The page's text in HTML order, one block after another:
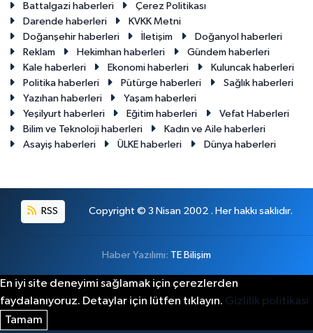
Battalgazi haberleri
Çerez Politikası
Darende haberleri
KVKK Metni
Doğanşehir haberleri
İletişim
Doğanyol haberleri
Reklam
Hekimhan haberleri
Gündem haberleri
Kale haberleri
Ekonomi haberleri
Kuluncak haberleri
Politika haberleri
Pütürge haberleri
Sağlık haberleri
Yazıhan haberleri
Yaşam haberleri
Yeşilyurt haberleri
Eğitim haberleri
Vefat Haberleri
Bilim ve Teknoloji haberleri
Kadın ve Aile haberleri
Asayiş haberleri
ÜLKE haberleri Dünya haberleri
RSS Copyright © 3 Nisan 2002 . Her hakkı saklıdır.
Haber Yazılımı: TE Bilişim
En iyi site deneyimi sağlamak için çerezlerden
faydalanıyoruz. Detaylar için lütfen tıklayın. Gizlilik politikası
Tamam